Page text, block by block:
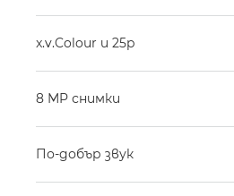
x.v.Colour и 25p
8 MP снимки
По-добър звук